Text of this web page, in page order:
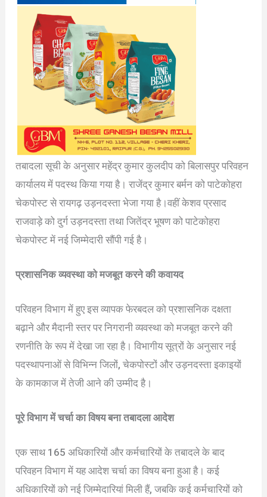
तबादला सूची के अनुसार महेंद्र कुमार कुलदीप को बिलासपुर परिवहन
कार्यालय में पदस्थ किया गया है। राजेंद्र कुमार बर्मन को पाटेकोहरा
चेकपोस्ट से रायगढ़ उड़नदस्ता भेजा गया है।वहीं केशव प्रसाद
राजवाड़े को दुर्ग उड़नदस्ता तथा जितेंद्र भूषण को पाटेकोहरा
चेकपोस्ट में नई जिम्मेदारी सौंपी गई है।
प्रशासनिक व्यवस्था को मजबूत करने की कवायद
परिवहन विभाग में हुए इस व्यापक फेरबदल को प्रशासनिक दक्षता
बढ़ाने और मैदानी स्तर पर निगरानी व्यवस्था को मजबूत करने की
रणनीति के रूप में देखा जा रहा है। विभागीय सूत्रों के अनुसार नई
पदस्थापनाओं से विभिन्न जिलों, चेकपोस्टों और उड़नदस्ता इकाइयों
के कामकाज में तेजी आने की उम्मीद है।
पूरे विभाग में चर्चा का विषय बना तबादला आदेश
एक साथ 165 अधिकारियों और कर्मचारियों के तबादले के बाद
परिवहन विभाग में यह आदेश चर्चा का विषय बना हुआ है। कई
अधिकारियों को नई जिम्मेदारियां मिली हैं, जबकि कई कर्मचारियों को